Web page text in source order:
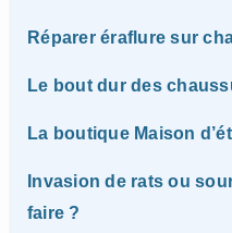
Réparer éraflure sur
Le bout dur des
La boutique Maison
Invasion de rats ou
faire ?